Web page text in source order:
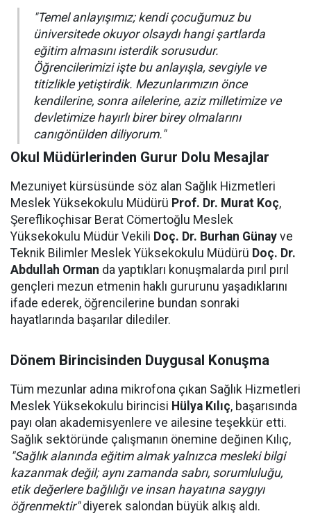
"Temel anlayışımız; kendi çocuğumuz bu
üniversitede okuyor olsaydı hangi şartlarda
eğitim almasını isterdik sorusudur.
Öğrencilerimizi işte bu anlayışla, sevgiyle ve
titizlikle yetiştirdik. Mezunlarımızın önce
kendilerine, sonra ailelerine, aziz milletimize ve
devletimize hayırlı birer birey olmalarını
canıgönülden diliyorum."
Okul Müdürlerinden Gurur Dolu Mesajlar
Mezuniyet kürsüsünde söz alan Sağlık Hizmetleri
Meslek Yüksekokulu Müdürü Prof. Dr. Murat Koç,
Şereflikoçhisar Berat Cömertoğlu Meslek
Yüksekokulu Müdür Vekili Doç. Dr. Burhan Günay ve
Teknik Bilimler Meslek Yüksekokulu Müdürü Doç. Dr.
Abdullah Orman da yaptıkları konuşmalarda pırıl pırıl
gençleri mezun etmenin haklı gururunu yaşadıklarını
ifade ederek, öğrencilerine bundan sonraki
hayatlarında başarılar dilediler.
Dönem Birincisinden Duygusal Konuşma
Tüm mezunlar adına mikrofona çıkan Sağlık Hizmetleri
Meslek Yüksekokulu birincisi Hülya Kılıç, başarısında
payı olan akademisyenlere ve ailesine teşekkür etti.
Sağlık sektöründe çalışmanın önemine değinen Kılıç,
"Sağlık alanında eğitim almak yalnızca mesleki bilgi
kazanmak değil; aynı zamanda sabrı, sorumluluğu,
etik değerlere bağlılığı ve insan hayatına saygıyı
öğrenmektir"diyerek salondan büyük alkış aldı.